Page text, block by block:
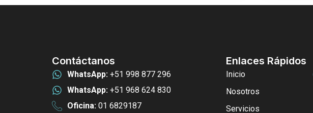
Contáctanos
WhatsApp: +51 998 877 296
WhatsApp: +51 968 624 830
Oficina: 01 6829187
Enlaces Rápidos
Inicio
Nosotros
Servicios